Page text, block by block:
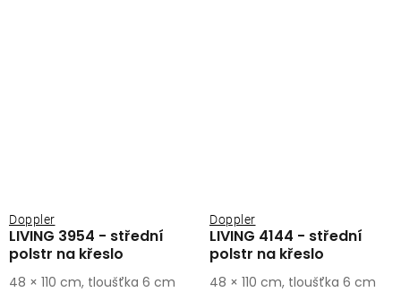
LIVING 3954 - střední
polstr na křeslo
Doppler
48 × 110 cm, tloušťka 6 cm
LIVING 4144 - střední
polstr na křeslo
Doppler
48 × 110 cm, tloušťka 6 cm